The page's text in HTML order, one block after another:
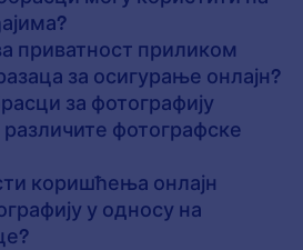
приватност приликом
за осигурање онлајн?
за фотографију
фотографске
коришћења онлајн
у односу на